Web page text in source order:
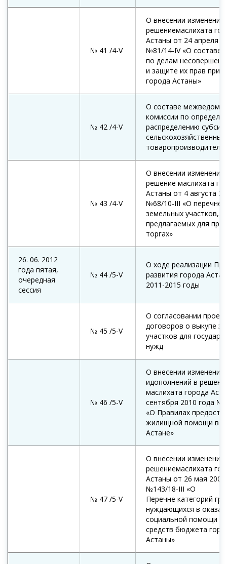
№ 41 /4-V
О внесении изменений
решениемаслихата
Астаны от 24 апреля
№81/14-IV «О составе
по делам
и защите их прав при
города Астаны»
№ 42 /4-V
О составе
комиссии по
распределению
сельскохозяйственным
№ 43 /4-V
О внесении изменения
решение маслихата
Астаны от 4 августа
№68/10-III «О перечне
земельных участков,
предлагаемых для
торгах»
26. 06. 2012
года пятая,
очередная
сессия
№ 44 /5-V
О ходе реализации
развития города
2011-2015 годы
№ 45 /5-V
О согласовании
договоров о выкупе
участков для
нужд
№ 46 /5-V
О внесении изменений
идополнений в
маслихата города
сентября 2010 года
«О Правилах
жилищной помощи в
Астане»
№ 47 /5-V
О внесении изменения
решениемаслихата
Астаны от 26 мая 2005
№143/18-III «О
Перечне категорий
нуждающихся в
социальной помощи
средств бюджета
Астаны»